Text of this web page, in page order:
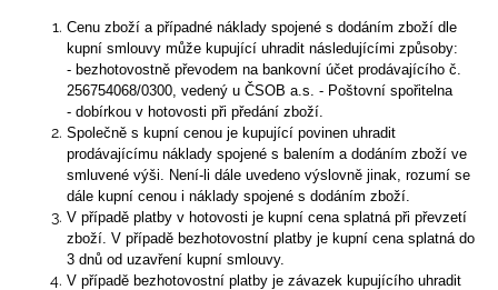
Cenu zboží a případné náklady spojené s dodáním zboží dle
kupní smlouvy může kupující uhradit následujícími způsoby:
- bezhotovostně převodem na bankovní účet prodávajícího č.
256754068/0300, vedený u ČSOB a.s. - Poštovní spořitelna
- dobírkou v hotovosti při předání zboží.
Společně s kupní cenou je kupující povinen uhradit
prodávajícímu náklady spojené s balením a dodáním zboží ve
smluvené výši. Není-li dále uvedeno výslovně jinak, rozumí se
dále kupní cenou i náklady spojené s dodáním zboží.
V případě platby v hotovosti je kupní cena splatná při převzetí
zboží. V případě bezhotovostní platby je kupní cena splatná do
3 dnů od uzavření kupní smlouvy.
V případě bezhotovostní platby je závazek kupujícího uhradit